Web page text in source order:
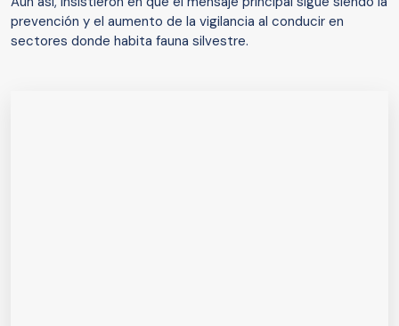
prevención y el aumento de la vigilancia al conducir en
sectores donde habita fauna silvestre.